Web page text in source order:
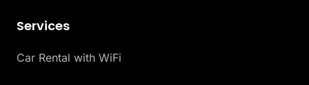
Services
Car Rental with WiFi